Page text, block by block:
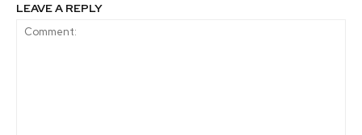
LEAVE A REPLY